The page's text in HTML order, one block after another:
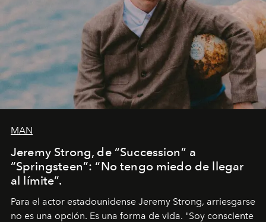
MAN
Jeremy Strong, de “Succession” a
“Springsteen”: “No tengo miedo de llegar
al límite”.
Para el actor estadounidense Jeremy Strong, arriesgarse
no es una opción. Es una forma de vida. "Soy consciente